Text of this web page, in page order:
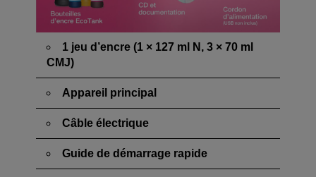
1 jeu d’encre (1 × 127 ml N, 3 × 70 ml
CMJ)
Appareil principal
Câble électrique
Guide de démarrage rapide